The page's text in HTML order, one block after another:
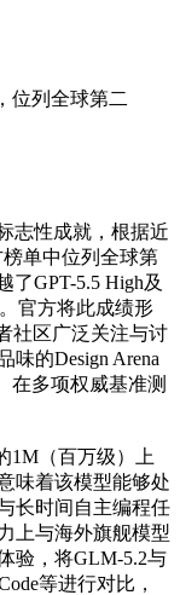
位列全球第二
志性成就，根据近
榜单中位列全球第
了GPT-5.5 High及
官方将此成绩形
社区广泛关注与讨
的Design Arena
在多项权威基准测
1M（百万级）上
味着该模型能够处
长时间自主编程任
上与海外旗舰模型
验，将GLM-5.2与
等进行对比，